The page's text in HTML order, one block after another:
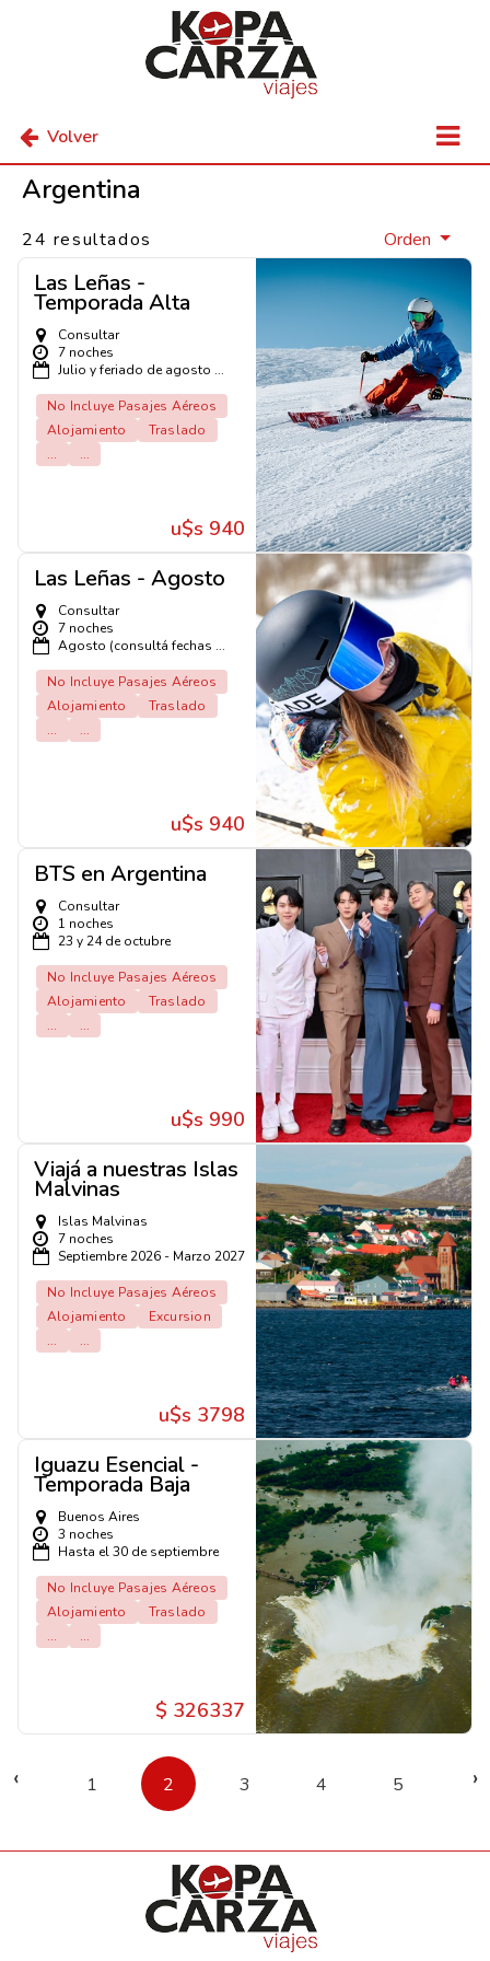
Volver
Argentina
24 resultados Orden
Las Leñas -
Temporada Alta
Consultar
7 noches
Julio y feriado de agosto ...
No Incluye Pasajes Aéreos
Alojamiento
Traslado
...
...
u$s 940
Las Leñas - Agosto
Consultar
7 noches
Agosto (consultá fechas ...
No Incluye Pasajes Aéreos
Alojamiento
Traslado
...
...
u$s 940
BTS en Argentina
Consultar
1 noches
23 y 24 de octubre
No Incluye Pasajes Aéreos
Alojamiento
Traslado
...
...
u$s 990
Viajá a nuestras Islas
Malvinas
Islas Malvinas
7 noches
Septiembre 2026 - Marzo 2027
No Incluye Pasajes Aéreos
Alojamiento
Excursion
...
...
u$s 3798
Iguazu Esencial -
Temporada Baja
Buenos Aires
3 noches
Hasta el 30 de septiembre
No Incluye Pasajes Aéreos
Alojamiento
Traslado
...
...
$ 326337
‹ 1 2 3 4 5 ›